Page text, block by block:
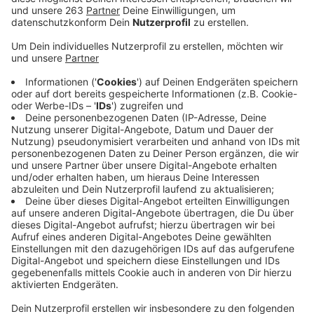
Die Birlenbacher Straße in Birlenbach soll von Grund
auf erneuert werden. Es geht um 600 Meter Strecke.
Die Kosten liegen geschätzt bei fast 1,5 Millionen
Euro. Ein Großteil davon könnte über Geld vom Land
abgedeckt werden. Der Regionalrat Arnsberg spricht
morgen früh über das Thema. Er spricht auch über
andere Straßenbauförderungen im Kreis. In Bad
Berleburg geht es gleich um mehrere Projekte. In Aue
soll die Brücke über die Eder neu gebaut werden. Das
Ganze kostet mehr als 1,3 Millionen Euro, der größte
Teil könnte auch hier vom Land bezahlt werden.
Weitere Projekte, für die der Regionalrat morgen Geld
befürworten soll, sind die Erneuerung der K47 am Bad
Berleburger Sägewerk und die Sanierung der Unteren